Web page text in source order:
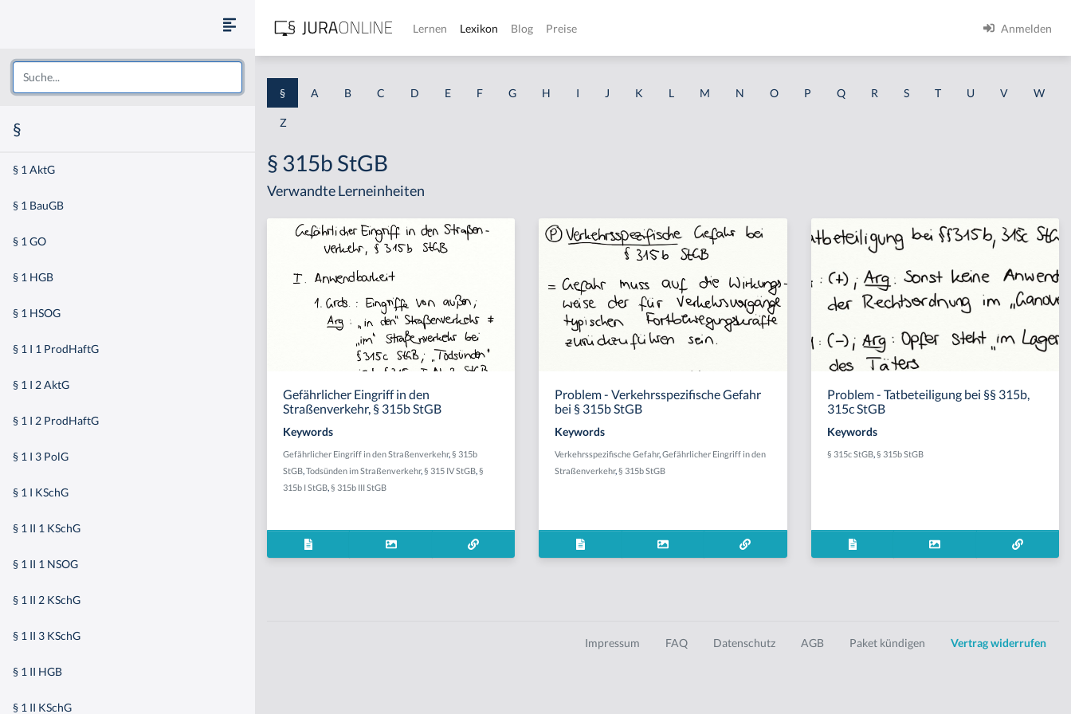
§
§ 1 AktG
§ 1 BauGB
§ 1 GO
§ 1 HGB
§ 1 HSOG
§ 1 I 1 ProdHaftG
§ 1 I 2 AktG
§ 1 I 2 ProdHaftG
§ 1 I 3 PolG
§ 1 I KSchG
§ 1 II 1 KSchG
§ 1 II 1 NSOG
§ 1 II 2 KSchG
§ 1 II 3 KSchG
§ 1 II HGB
§ 1 II KSchG
Lernen Lexikon Blog Preise Anmelden
§ A B C D E F G H I J K L M N O P Q R S T U V W
Z
§ 315b StGB
Verwandte Lerneinheiten
Gefährlicher Eingriff in den
Straßenverkehr, § 315b StGB
Keywords
Gefährlicher Eingriff in den Straßenverkehr,§ 315b
StGB,Todsünden im Straßenverkehr,§ 315 IV StGB,§
315b I StGB,§ 315b III StGB
Problem - Verkehrsspezifische Gefahr
bei § 315b StGB
Keywords
Verkehrsspezifische Gefahr,Gefährlicher Eingriff in den
Straßenverkehr,§ 315b StGB
Problem - Tatbeteiligung bei §§ 315b,
315c StGB
Keywords
§ 315c StGB,§ 315b StGB
Impressum FAQ Datenschutz AGB Paket kündigen Vertrag widerrufen